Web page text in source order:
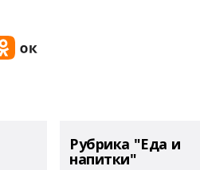
Рубрика "Еда и
напитки"